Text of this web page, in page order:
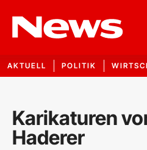
AKTUELL POLITIK
Karikaturen
Haderer